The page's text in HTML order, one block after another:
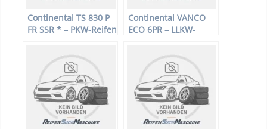
Continental TS 830 P
FR SSR * – PKW-Reifen
Winterreifen
Continental VANCO
ECO 6PR – LLKW-
104/102T –
Sommerreifen